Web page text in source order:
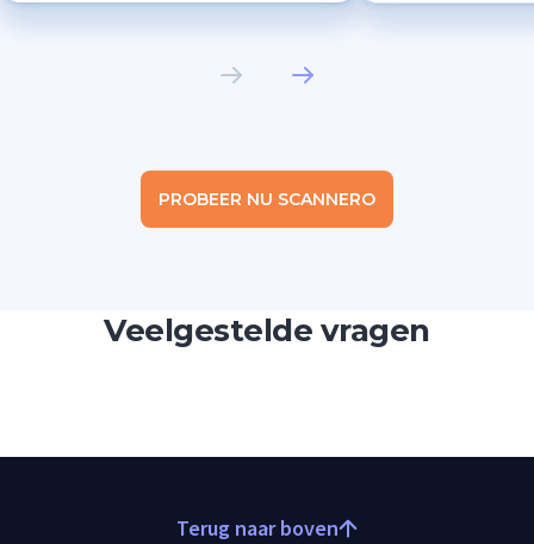
PROBEER NU SCANNERO
Veelgestelde vragen
Terug naar boven